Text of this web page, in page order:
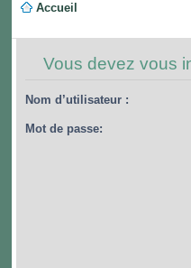
Accueil
Vous devez vous
Nom d’utilisateur :
Mot de passe: